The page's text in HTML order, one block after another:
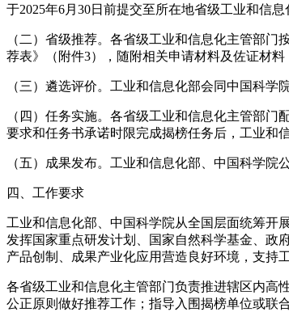
于2025年6月30日前提交至所在地省级工业和信
（二）省级推荐。各省级工业和信息化主管部
荐表》（附件3），随附相关申请材料及佐证材料
（三）遴选评价。工业和信息化部会同中国科
（四）任务实施。各省级工业和信息化主管部
要求和任务书承诺时限完成揭榜任务后，工业和
（五）成果发布。工业和信息化部、中国科学院
四、工作要求
工业和信息化部、中国科学院从全国层面统筹开
发挥国家重点研发计划、国家自然科学基金、政
产品创制、成果产业化应用营造良好环境，支持
各省级工业和信息化主管部门负责推进辖区内高
公正原则做好推荐工作；指导入围揭榜单位或联